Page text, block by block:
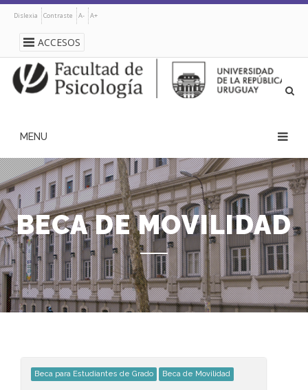
Pasar
principal
Dislexia Contraste A- A+
ACCESOS
navegación
principal
BECA DE MOVILIDAD
Beca para Estudiantes de Grado Beca de Movilidad